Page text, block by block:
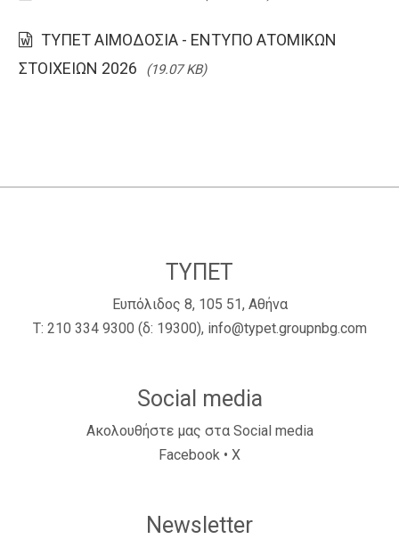
ΤΥΠΕΤ ΑΙΜΟΔΟΣΙΑ - ΕΝΤΥΠΟ ΑΤΟΜΙΚΩΝ
ΣΤΟΙΧΕΙΩΝ 2026
(19.07 KB)
ΤΥΠΕΤ
Ευπόλιδος 8, 105 51, Αθήνα
Τ: 210 334 9300 (δ: 19300), info@typet.groupnbg.com
Social media
Ακολουθήστε μας στα Social media
Facebook • X
Newsletter